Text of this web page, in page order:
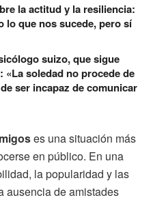
la actitud y la resiliencia:
lo que nos sucede, pero sí
suizo, que sigue
soledad no procede de
ser incapaz de comunicar
es una situación más
en público. En una
la popularidad y las
ausencia de amistades